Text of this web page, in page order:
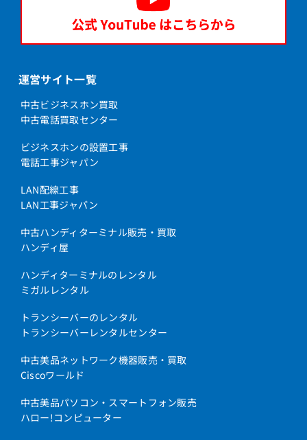
運営サイト一覧
中古ビジネスホン買取
中古電話買取センター
ビジネスホンの設置工事
電話工事ジャパン
LAN配線工事
LAN工事ジャパン
中古ハンディターミナル販売・買取
ハンディ屋
ハンディターミナルのレンタル
ミガルレンタル
トランシーバーのレンタル
トランシーバーレンタルセンター
中古美品ネットワーク機器販売・買取
Ciscoワールド
中古美品パソコン・スマートフォン販売
ハロー!コンピューター